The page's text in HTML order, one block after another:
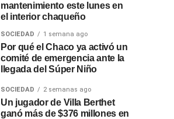
mantenimiento este lunes en
el interior chaqueño
SOCIEDAD 1 semana ago
Por qué el Chaco ya activó un
comité de emergencia ante la
llegada del Súper Niño
SOCIEDAD 2 semanas ago
Un jugador de Villa Berthet
ganó más de $376 millones en